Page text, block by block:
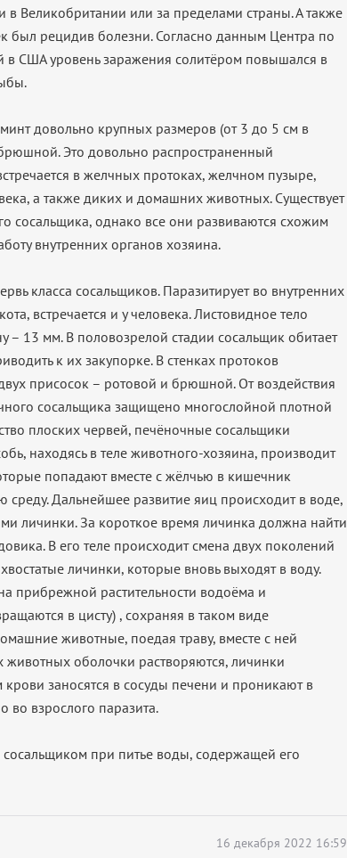
в Великобритании или за пределами страны. А также
был рецидив болезни. Согласно данным Центра по
в США уровень заражения солитёром повышался в
довольно крупных размеров (от 3 до 5 см в
Это довольно распространенный
в желчных протоках, желчном пузыре,
а также диких и домашних животных. Существует
сосальщика, однако все они развиваются схожим
внутренних органов хозяина.
класса сосальщиков. Паразитирует во внутренних
встречается и у человека. Листовидное тело
– 13 мм. В половозрелой стадии сосальщик обитает
к их закупорке. В стенках протоков
присосок – ротовой и брюшной. От воздействия
сосальщика защищено многослойной плотной
плоских червей, печёночные сосальщики
находясь в теле животного-хозяина, производит
попадают вместе с жёлчью в кишечник
Дальнейшее развитие яиц происходит в воде,
личинки. За короткое время личинка должна найти
В его теле происходит смена двух поколений
личинки, которые вновь выходят в воду.
прибрежной растительности водоёма и
в цисту) , сохраняя в таком виде
животные, поедая траву, вместе с ней
животных оболочки растворяются, личинки
заносятся в сосуды печени и проникают в
во взрослого паразита.
при питье воды, содержащей его
16 декабря 2022 16:59